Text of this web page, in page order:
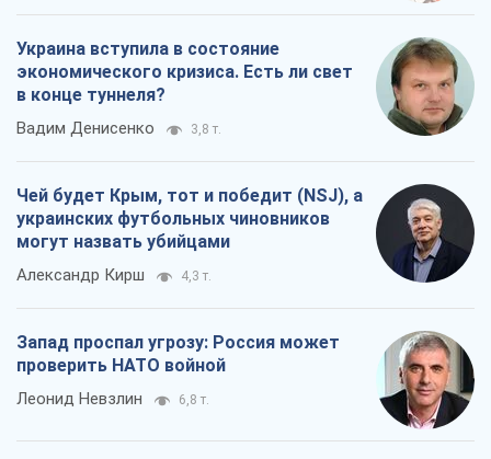
Украина вступила в состояние
экономического кризиса. Есть ли свет
в конце туннеля?
Вадим Денисенко 3,8 т.
Чей будет Крым, тот и победит (NSJ), а
украинских футбольных чиновников
могут назвать убийцами
Александр Кирш 4,3 т.
Запад проспал угрозу: Россия может
проверить НАТО войной
Леонид Невзлин 6,8 т.